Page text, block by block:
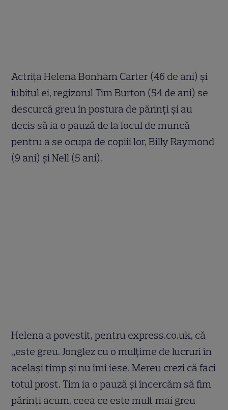
Actriţa Helena Bonham Carter (46 de ani) şi
iubitul ei, regizorul Tim Burton (54 de ani) se
descurcă greu în postura de părinţi şi au
decis să ia o pauză de la locul de muncă
pentru a se ocupa de copiii lor, Billy Raymond
(9 ani) şi Nell (5 ani).
Helena a povestit, pentru express.co.uk, că
„este greu. Jonglez cu o mulţime de lucruri în
acelaşi timp şi nu îmi iese. Mereu crezi că faci
totul prost. Tim ia o pauză şi încercăm să fim
părinţi acum, ceea ce este mult mai greu